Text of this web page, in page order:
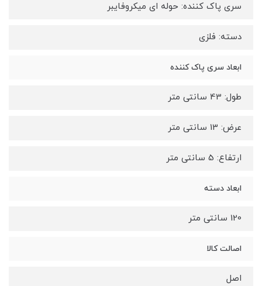
سری پاک کننده: حوله ای میکروفایبر
دسته: فلزی
ابعاد سری پاک کننده
طول: 43 سانتی متر
عرض: 13 سانتی متر
ارتفاع: 5 سانتی متر
ابعاد دسته
120 سانتی متر
اصالت کالا
اصل